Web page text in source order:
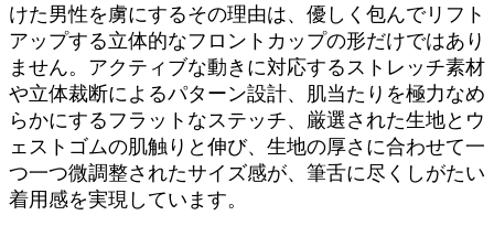
けた男性を虜にするその理由は、優しく包んでリフト
アップする立体的なフロントカップの形だけではあり
ません。アクティブな動きに対応するストレッチ素材
や立体裁断によるパターン設計、肌当たりを極力なめ
らかにするフラットなステッチ、厳選された生地とウ
ェストゴムの肌触りと伸び、生地の厚さに合わせて一
つ一つ微調整されたサイズ感が、筆舌に尽くしがたい
着用感を実現しています。